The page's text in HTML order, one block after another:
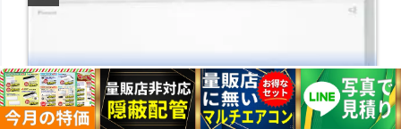
S565ATEP-Wダイキン ルームエアコン E
シリーズ 主に18畳用 ホワイト 2025年モデル